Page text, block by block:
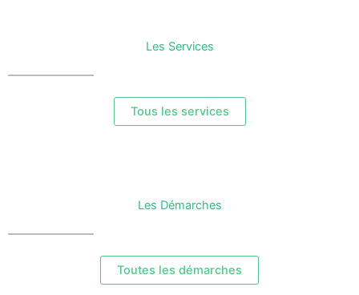
Les Services
Tous les services
Les Démarches
Toutes les démarches